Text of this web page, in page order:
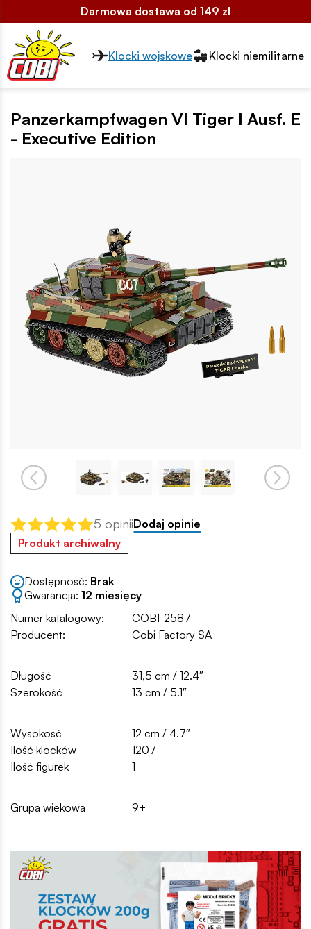
Darmowa dostawa od 149 zł
Przełącznik segmentów2
Klocki wojskowe Klocki niemilitarne
Panzerkampfwagen VI Tiger I Ausf. E
- Executive Edition
5 opiniiDodaj opinie
Produkt archiwalny
Dostępność: Brak
Gwarancja: 12 miesięcy
Numer katalogowy:
COBI-2587
Producent:
Cobi Factory SA
Długość
31,5 cm / 12.4″
Szerokość
13 cm / 5.1″
Wysokość
12 cm / 4.7″
Ilość klocków
1207
Ilość figurek
1
Grupa wiekowa 9+